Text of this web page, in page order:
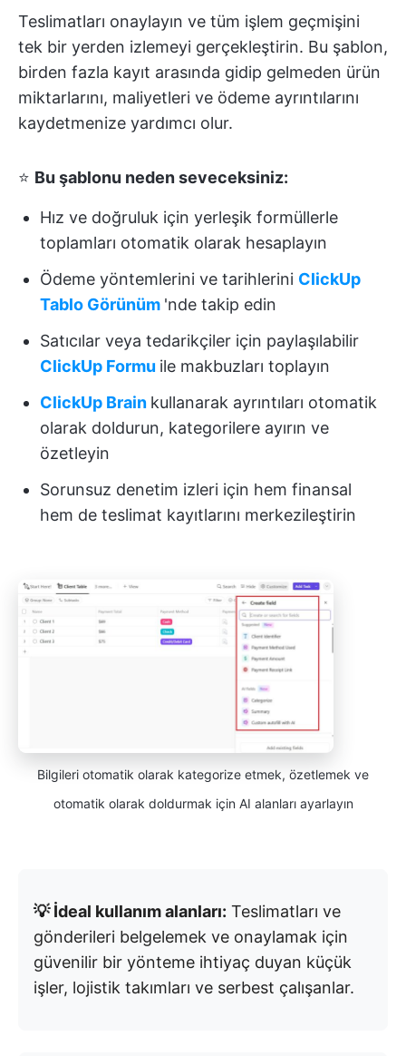
Teslimatları onaylayın ve tüm işlem geçmişini
tek bir yerden izlemeyi gerçekleştirin. Bu şablon,
birden fazla kayıt arasında gidip gelmeden ürün
miktarlarını, maliyetleri ve ödeme ayrıntılarını
kaydetmenize yardımcı olur.
⭐ Bu şablonu neden seveceksiniz:
Hız ve doğruluk için yerleşik formüllerle
toplamları otomatik olarak hesaplayın
Ödeme yöntemlerini ve tarihlerini ClickUp
Tablo Görünüm 'nde takip edin
Satıcılar veya tedarikçiler için paylaşılabilir
ClickUp Formu ile makbuzları toplayın
ClickUp Brain kullanarak ayrıntıları otomatik
olarak doldurun, kategorilere ayırın ve
özetleyin
Sorunsuz denetim izleri için hem finansal
hem de teslimat kayıtlarını merkezileştirin
Bilgileri otomatik olarak kategorize etmek, özetlemek ve
otomatik olarak doldurmak için AI alanları ayarlayın
💡 İdeal kullanım alanları: Teslimatları ve
gönderileri belgelemek ve onaylamak için
güvenilir bir yönteme ihtiyaç duyan küçük
işler, lojistik takımları ve serbest çalışanlar.